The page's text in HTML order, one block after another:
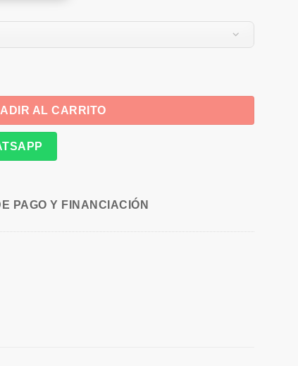
AL CARRITO
PAGO Y FINANCIACIÓN